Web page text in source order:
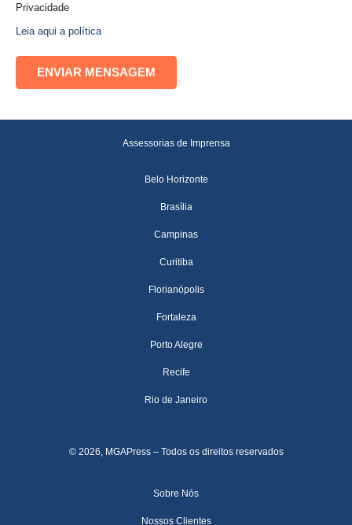
Privacidade
Leia aqui a política
Assessorias de Imprensa
Belo Horizonte
Brasília
Campinas
Curitiba
Florianópolis
Fortaleza
Porto Alegre
Recife
Rio de Janeiro
© 2026, MGAPress – Todos os direitos reservados
Sobre Nós
Nossos Clientes